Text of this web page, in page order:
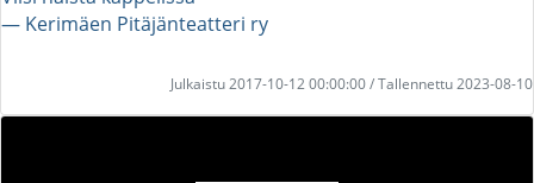
― Kerimäen Pitäjänteatteri ry
Julkaistu 2017-10-12 00:00:00 / Tallennettu 2023-08-10